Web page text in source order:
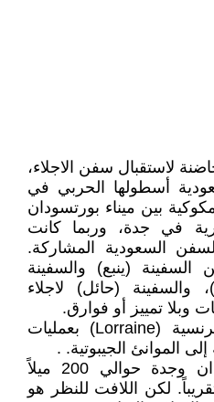
لاستقبال سفن الاجلاء،
أسطولها الحربي في
بين ميناء بورتسودان
في جدة، وربما كانت
السعودية المشاركة.
(ينبع) والسفينة
والسفينة (حائل) لاجلاء
وبلا تمييز أو فوارق.
وشاركت سفينة الدعم الفرنسية (Lorraine) بعمليات
إلى الموانئ الجيبوتية. .
تبلغ المسافة بين بورتسودان وجدة حوالي 200 ميلاً
8 ساعات تقريباً. لكن اللافت للنظر هو